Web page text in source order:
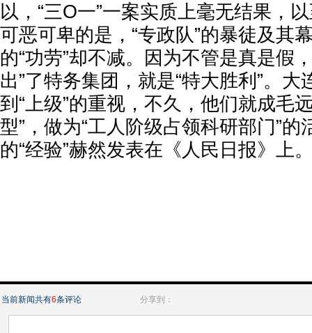
以，“三O一”一案实质上毫无结果，
可恶可卑的是，“专政队”的暴徒及其
的“功劳”却不减。因为不管是真是假
出”了特务集团，就是“特大胜利”。
到“上级”的重视，不久，他们就成毛
型”，做为“工人阶级占领科研部门”的
的“经验”赫然发表在《人民日报》上
当前新闻共有6条评论 分享到：